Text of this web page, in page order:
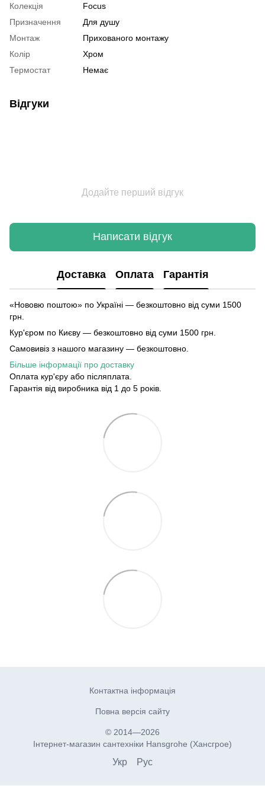
Колекція
Focus
Призначення
Для душу
Монтаж
Прихованого монтажу
Колір
Хром
Термостат
Немає
Відгуки
Додайте перший відгук
Написати відгук
Доставка Оплата Гарантія
«Нововю поштою» по Україні — безкоштовно від суми 1500
грн.
Кур'єром по Києву — безкоштовно від суми 1500 грн.
Самовивіз з нашого магазину — безкоштовно.
Більше інформації про доставку
Оплата кур'єру або післяплата.
Гарантія від виробника від 1 до 5 років.
Контактна інформація
Повна версія сайту
© 2014—2026
Інтернет-магазин сантехніки Hansgrohe (Хансгрое)
Укр Рус